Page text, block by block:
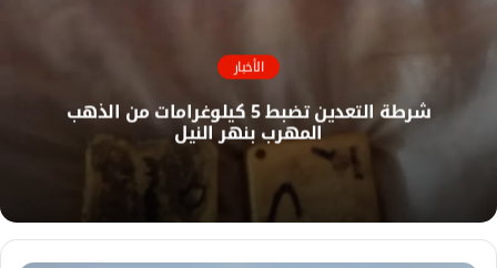
ا
ل
و
ي
ب
ك الأخبار
شرطة التعدين تضبط 5 كيلوغرامات من الذهب
المهرب بنهر النيل